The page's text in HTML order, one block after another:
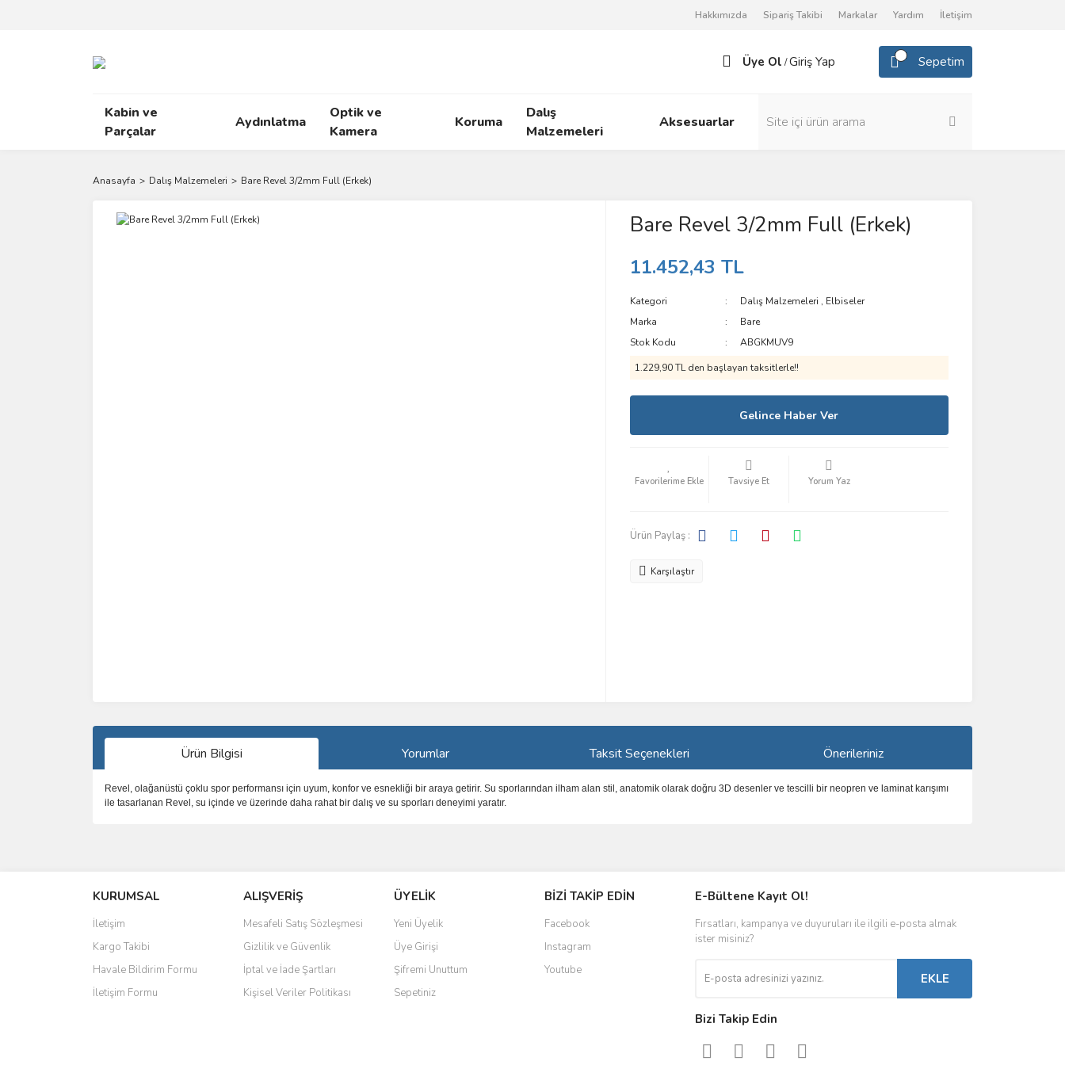
Hakkımızda Sipariş Takibi Markalar Yardım İletişim
Üye Ol /Giriş Yap Sepetim
Kabin ve
Parçalar
Aydınlatma
Optik ve
Kamera
Koruma
Dalış
Malzemeleri
Aksesuarlar
Anasayfa Dalış Malzemeleri Bare Revel 3/2mm Full (Erkek)
Bare Revel 3/2mm Full (Erkek)
11.452,43 TL
Kategori Dalış Malzemeleri , Elbiseler
Marka
Bare
Stok Kodu
ABGKMUV9
1.229,90 TL den başlayan taksitlerle!!
Gelince Haber Ver
Tavsiye Et Yorum Yaz
Ürün Paylaş :
Karşılaştır
Ürün Bilgisi Yorumlar Taksit Seçenekleri Önerileriniz
Revel, olağanüstü çoklu spor performansı için uyum, konfor ve esnekliği bir araya getirir. Su sporlarından ilham alan stil, anatomik olarak doğru 3D desenler ve tescilli bir neopren ve laminat karışımı
ile tasarlanan Revel, su içinde ve üzerinde daha rahat bir dalış ve su sporları deneyimi yaratır.
Ürün resmi kalitesiz, bozuk veya görüntülenemiyor.
Ürün açıklamasında eksik bilgiler bulunuyor.
Ürün bilgilerinde hatalar bulunuyor.
Ürün fiyatı diğer sitelerden daha pahalı.
Bu ürüne benzer farklı alternatifler olmalı.
KURUMSAL
İletişim
Kargo Takibi
Havale Bildirim Formu
İletişim Formu
ALIŞVERİŞ
Mesafeli Satış Sözleşmesi
Gizlilik ve Güvenlik
İptal ve İade Şartları
Kişisel Veriler Politikası
ÜYELİK
Yeni Üyelik
Üye Girişi
Şifremi Unuttum
Sepetiniz
BİZİ TAKİP EDİN
Facebook
Instagram
Youtube
E-Bültene Kayıt Ol!
Fırsatları, kampanya ve duyuruları ile ilgili e-posta almak
ister misiniz?
EKLE
Bizi Takip Edin